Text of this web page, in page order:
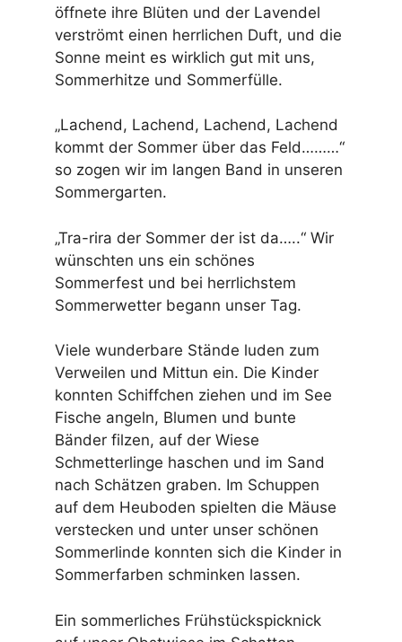
öffnete ihre Blüten und der Lavendel
verströmt einen herrlichen Duft, und die
Sonne meint es wirklich gut mit uns,
Sommerhitze und Sommerfülle.
„Lachend, Lachend, Lachend, Lachend
kommt der Sommer über das Feld………“
so zogen wir im langen Band in unseren
Sommergarten.
„Tra-rira der Sommer der ist da…..“ Wir
wünschten uns ein schönes
Sommerfest und bei herrlichstem
Sommerwetter begann unser Tag.
Viele wunderbare Stände luden zum
Verweilen und Mittun ein. Die Kinder
konnten Schiffchen ziehen und im See
Fische angeln, Blumen und bunte
Bänder filzen, auf der Wiese
Schmetterlinge haschen und im Sand
nach Schätzen graben. Im Schuppen
auf dem Heuboden spielten die Mäuse
verstecken und unter unser schönen
Sommerlinde konnten sich die Kinder in
Sommerfarben schminken lassen.
Ein sommerliches Frühstückspicknick